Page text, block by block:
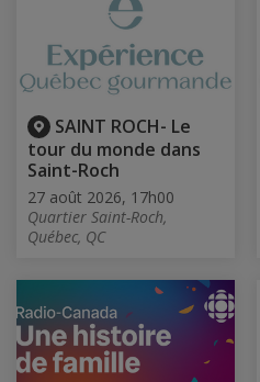
SAINT ROCH- Le
tour du monde dans
Saint-Roch
27 août 2026, 17h00
Quartier Saint-Roch,
Québec, QC